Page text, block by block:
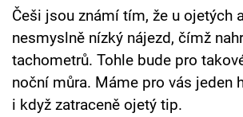
Přihlášení
Sledujte nás
Češi jsou známí tím, že u ojetých
nesmyslně nízký nájezd, čímž
tachometrů. Tohle bude pro
noční můra. Máme pro vás jeden
i když zatraceně ojetý tip.